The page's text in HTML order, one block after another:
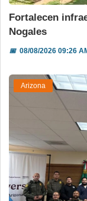
Fortalecen
Nogales
📅08/08/2026 09:26
Arizona